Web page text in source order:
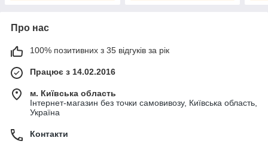
Про нас
100% позитивних з 35 відгуків за рік
Працює з 14.02.2016
м. Київська область
Інтернет-магазин без точки самовивозу, Київська область,
Україна
Контакти